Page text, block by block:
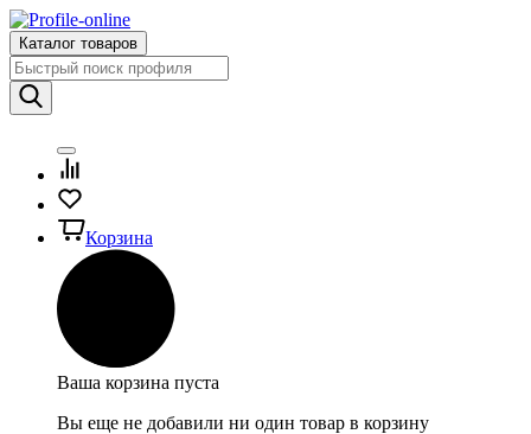
Каталог товаров
Корзина
Ваша корзина пуста
Вы еще не добавили ни один товар в корзину